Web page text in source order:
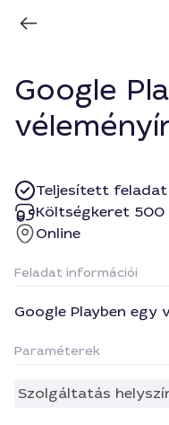
Google
Teljesített feladat
Költségkeret 500
Online
Feladat információi
Google Playben egy
Paraméterek
Szolgáltatás